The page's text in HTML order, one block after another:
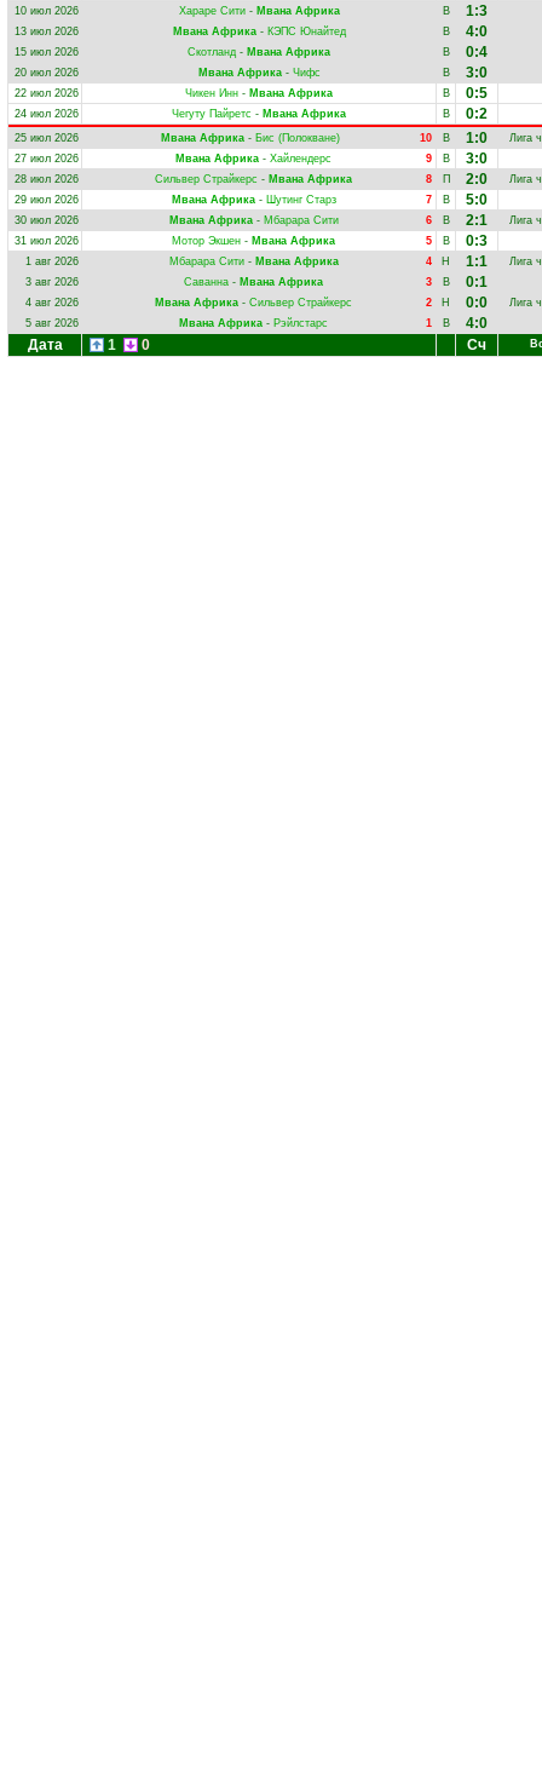
10 июл 2026 Хараре Сити- Мвана Африка В 1:3
13 июл 2026 Мвана Африка- КЭПС Юнайтед В 4:0
15 июл 2026 Скотланд - Мвана Африка В 0:4
20 июл 2026 Мвана Африка- Чифс В 3:0
22 июл 2026 Чикен Инн - Мвана Африка В 0:5
24 июл 2026 Чегуту Пайретс - Мвана Африка В 0:2
25 июл 2026 10
Мвана Африка - Бис (Полокване) В 1:0
Лига
27 июл 2026
9
Мвана Африка - Хайлендерс В 3:0
28 июл 2026 8
Сильвер Страйкерс - Мвана Африка П 2:0
Лига
29 июл 2026
7
Мвана Африка- Шутинг Старз В 5:0
30 июл 2026 6
Мвана Африка- Мбарара Сити В 2:1
Лига
31 июл 2026
5
Мотор Экшен - Мвана Африка В 0:3
1 авг 2026 4
Мбарара Сити- Мвана Африка Н 1:1
Лига
3 авг 2026
3
Саванна - Мвана Африка В 0:1
4 авг 2026 2
Мвана Африка - Сильвер Страйкерс Н 0:0
Лига
5 авг 2026
1
Мвана Африка - Рэйлстарс В
4:0
Дата
1 0 Сч